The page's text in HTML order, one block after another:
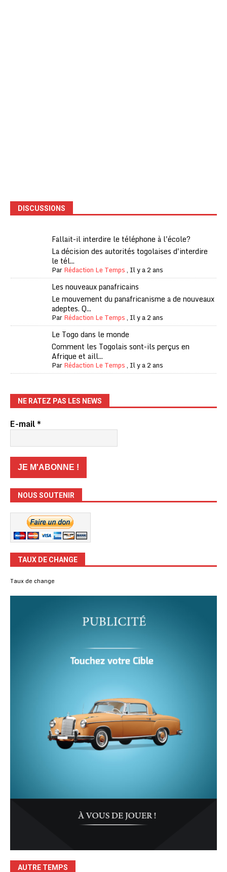
DISCUSSIONS
Fallait-il interdire le téléphone à l'école?
La décision des autorités togolaises d'interdire
le tél...
ParRédaction Le Temps, Il y a 2 ans
Les nouveaux panafricains
Le mouvement du panafricanisme a de nouveaux
adeptes. Q...
ParRédaction Le Temps, Il y a 2 ans
Le Togo dans le monde
Comment les Togolais sont-ils perçus en
Afrique et aill...
ParRédaction Le Temps, Il y a 2 ans
NE RATEZ PAS LES NEWS
E-mail*
NOUS SOUTENIR
TAUX DE CHANGE
Taux de change
AUTRE TEMPS